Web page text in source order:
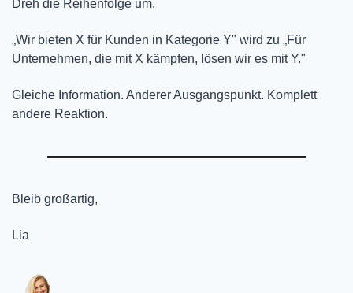
Dreh die Reihenfolge um.
„Wir bieten X für Kunden in Kategorie Y" wird zu „Für
Unternehmen, die mit X kämpfen, lösen wir es mit Y."
Gleiche Information. Anderer Ausgangspunkt. Komplett
andere Reaktion.
Bleib großartig,
Lia